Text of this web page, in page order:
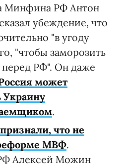
Минфина РФ Антон
убеждение, что
"в угоду
"чтобы заморозить
РФ". Он даже
может
Украину
.
что не
МВФ.
Алексей Можин